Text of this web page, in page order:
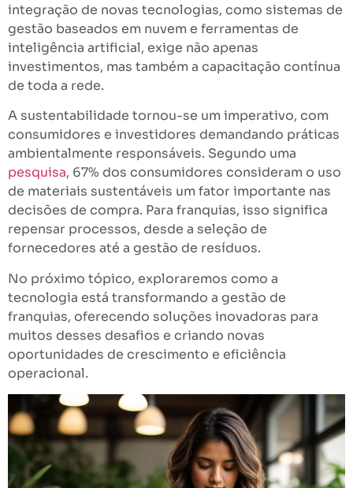
integração de novas tecnologias, como sistemas de
gestão baseados em nuvem e ferramentas de
inteligência artificial, exige não apenas
investimentos, mas também a capacitação contínua
de toda a rede.
A sustentabilidade tornou-se um imperativo, com
consumidores e investidores demandando práticas
ambientalmente responsáveis. Segundo uma
pesquisa, 67% dos consumidores consideram o uso
de materiais sustentáveis um fator importante nas
decisões de compra. Para franquias, isso significa
repensar processos, desde a seleção de
fornecedores até a gestão de resíduos.
No próximo tópico, exploraremos como a
tecnologia está transformando a gestão de
franquias, oferecendo soluções inovadoras para
muitos desses desafios e criando novas
oportunidades de crescimento e eficiência
operacional.